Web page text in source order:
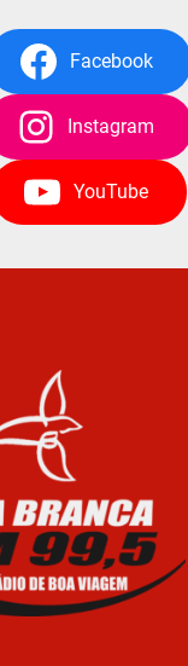
Facebook
Instagram
YouTube